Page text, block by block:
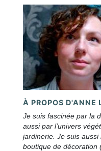
À PROPOS D'ANNE
Je suis fascinée par la
aussi par l’univers
jardinerie. Je suis aussi
boutique de décoration